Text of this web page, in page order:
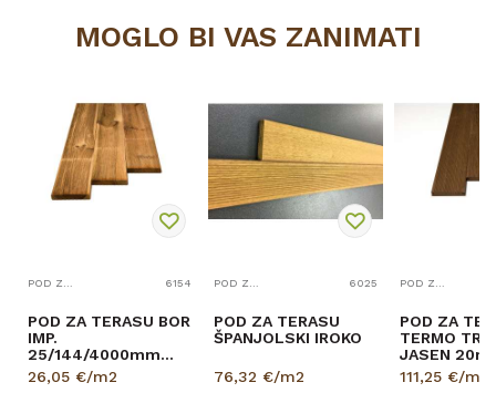
MOGLO BI VAS ZANIMATI
6154
POD ZA TERASU BOR
IMP.
25/144/4000mm
AB-VEH 2,304 PAK
26,05 €/m2
6025
POD ZA TERASU
ŠPANJOLSKI IROKO
76,32 €/m2
POD ZA
TERMO
JASEN
111,25 €/m2